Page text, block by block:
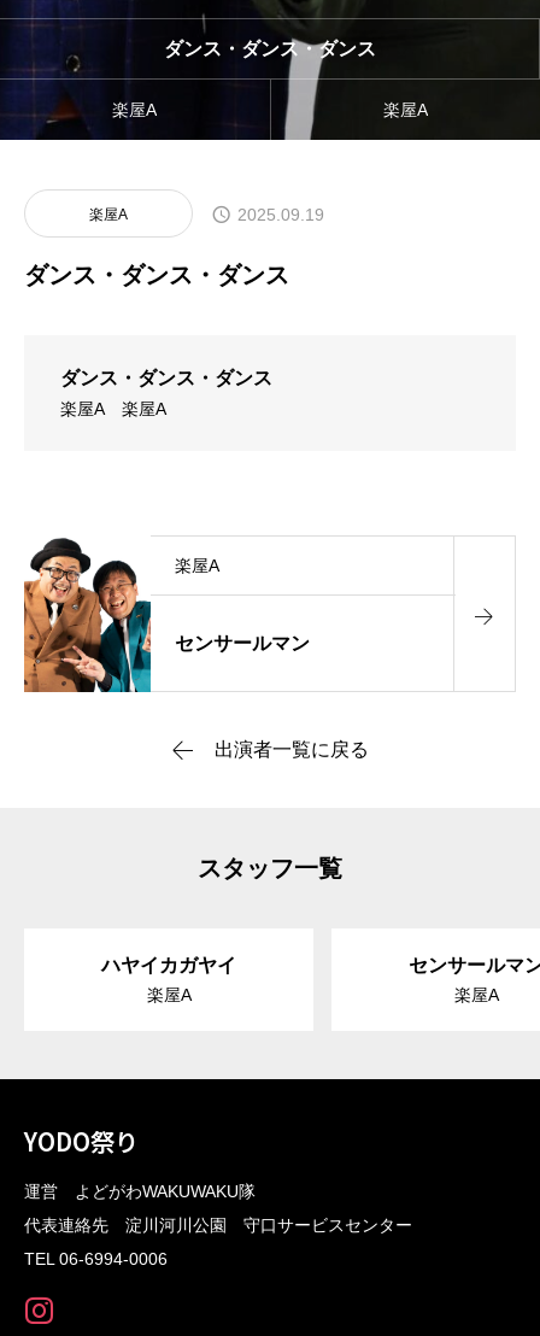
ダンス・ダンス・ダンス
楽屋A 楽屋A
楽屋A 2025.09.19
ダンス・ダンス・ダンス
ダンス・ダンス・ダンス
楽屋A 楽屋A
センサールマン
楽屋A
出演者一覧に戻る
スタッフ一覧
ハヤイカガヤイ
楽屋A
センサールマ
楽屋A
YODO祭り
運営 よどがわWAKUWAKU隊
代表連絡先 淀川河川公園 守口サービスセンター
TEL 06-6994-0006